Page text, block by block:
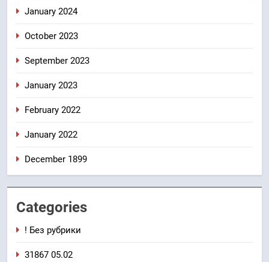
January 2024
October 2023
September 2023
January 2023
February 2022
January 2022
December 1899
Categories
! Без рубрики
31867 05.02